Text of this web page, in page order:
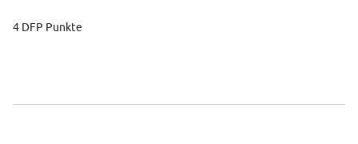
4 DFP Punkte